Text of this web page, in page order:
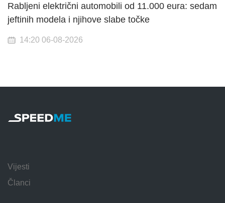
Rabljeni električni automobili od 11.000 eura: sedam
jeftinih modela i njihove slabe točke
14:20 06-08-2026
Vijesti
Članci